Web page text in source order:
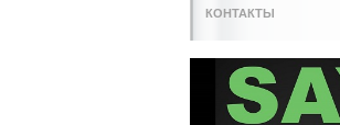
КОНТАКТЫ